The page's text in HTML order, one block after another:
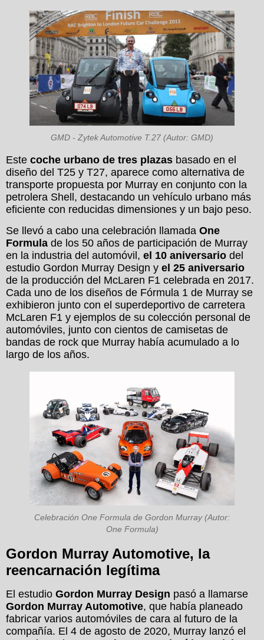
GMD - Zytek Automotive T.27 (Autor: GMD)
Este coche urbano de tres plazas basado en el
diseño del T25 y T27, aparece como alternativa de
transporte propuesta por Murray en conjunto con la
petrolera Shell, destacando un vehículo urbano más
eficiente con reducidas dimensiones y un bajo peso.
Se llevó a cabo una celebración llamada One
Formula de los 50 años de participación de Murray
en la industria del automóvil, el 10 aniversario del
estudio Gordon Murray Design y el 25 aniversario
de la producción del McLaren F1 celebrada en 2017.
Cada uno de los diseños de Fórmula 1 de Murray se
exhibieron junto con el superdeportivo de carretera
McLaren F1 y ejemplos de su colección personal de
automóviles, junto con cientos de camisetas de
bandas de rock que Murray había acumulado a lo
largo de los años.
Celebración One Formula de Gordon Murray (Autor:
One Formula)
Gordon Murray Automotive, la
reencarnación legítima
El estudio Gordon Murray Design pasó a llamarse
Gordon Murray Automotive, que había planeado
fabricar varios automóviles de cara al futuro de la
compañía. El 4 de agosto de 2020, Murray lanzó el